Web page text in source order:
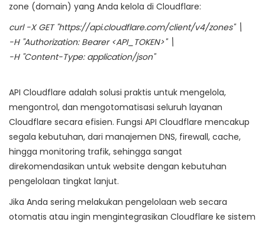
zone (domain) yang Anda kelola di Cloudflare:
curl -X GET "https://api.cloudflare.com/client/v4/zones" \
-H "Authorization: Bearer <API_TOKEN>" \
-H "Content-Type: application/json"
API Cloudflare adalah solusi praktis untuk mengelola,
mengontrol, dan mengotomatisasi seluruh layanan
Cloudflare secara efisien. Fungsi API Cloudflare mencakup
segala kebutuhan, dari manajemen DNS, firewall, cache,
hingga monitoring trafik, sehingga sangat
direkomendasikan untuk website dengan kebutuhan
pengelolaan tingkat lanjut.
Jika Anda sering melakukan pengelolaan web secara
otomatis atau ingin mengintegrasikan Cloudflare ke sistem